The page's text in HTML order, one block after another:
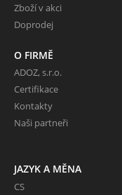
Zboží v akci
Doprodej
O FIRMĚ
ADOZ, s.r.o.
Certifikace
Kontakty
Naši partneři
JAZYK A MĚNA
CS